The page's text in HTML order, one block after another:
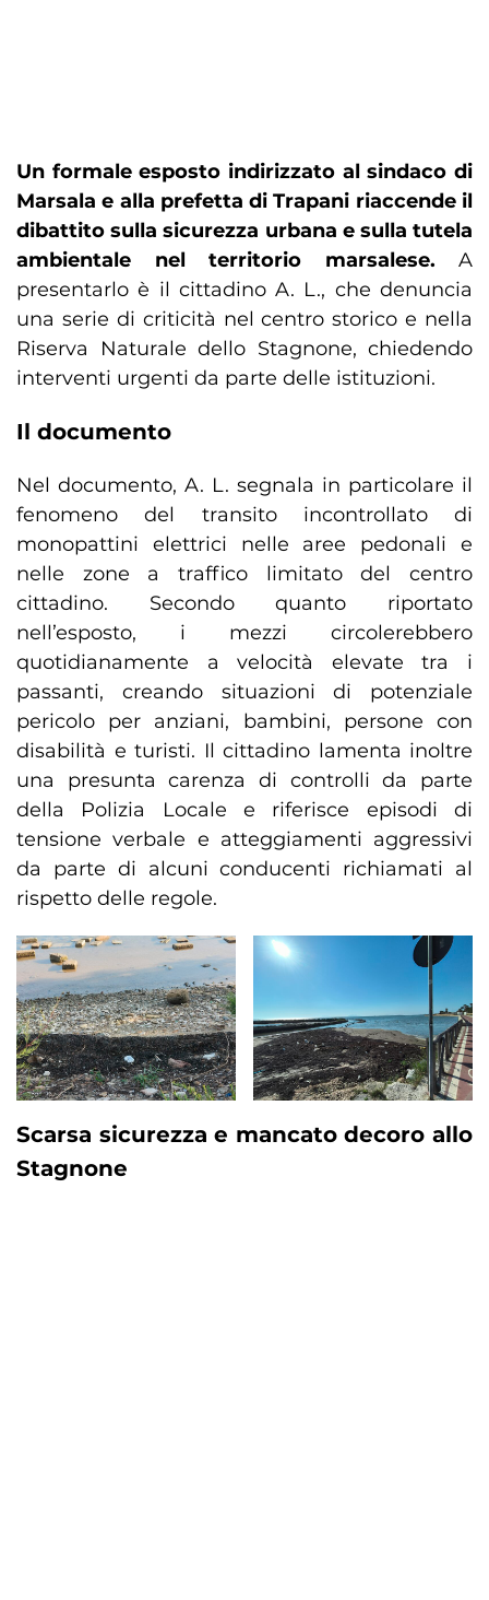
Un formale esposto indirizzato al sindaco di
Marsala e alla prefetta di Trapani riaccende il
dibattito sulla sicurezza urbana e sulla tutela
ambientale nel territorio marsalese. A
presentarlo è il cittadino A. L., che denuncia
una serie di criticità nel centro storico e nella
Riserva Naturale dello Stagnone, chiedendo
interventi urgenti da parte delle istituzioni.
Il documento
Nel documento, A. L. segnala in particolare il
fenomeno del transito incontrollato di
monopattini elettrici nelle aree pedonali e
nelle zone a traffico limitato del centro
cittadino. Secondo quanto riportato
nell’esposto, i mezzi circolerebbero
quotidianamente a velocità elevate tra i
passanti, creando situazioni di potenziale
pericolo per anziani, bambini, persone con
disabilità e turisti. Il cittadino lamenta inoltre
una presunta carenza di controlli da parte
della Polizia Locale e riferisce episodi di
tensione verbale e atteggiamenti aggressivi
da parte di alcuni conducenti richiamati al
rispetto delle regole.
Scarsa sicurezza e mancato decoro allo
Stagnone